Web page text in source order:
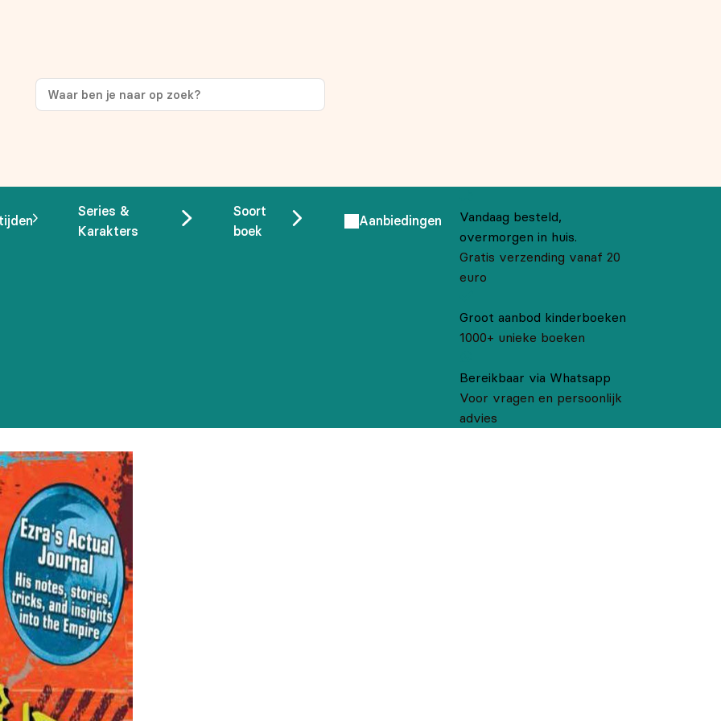
Series &
Karakters
Soort
boek
Aanbiedingen
Vandaag besteld,
overmorgen in huis.
Gratis verzending vanaf 20
euro
Groot aanbod kinderboeken
1000+ unieke boeken
Bereikbaar via Whatsapp
Voor vragen en persoonlijk
advies
op je eerste aankoop!